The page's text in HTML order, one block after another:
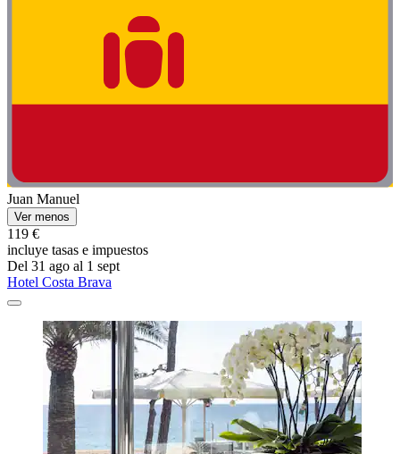
Juan Manuel
Ver menos
119 €
incluye tasas e impuestos
Del 31 ago al 1 sept
Hotel Costa Brava